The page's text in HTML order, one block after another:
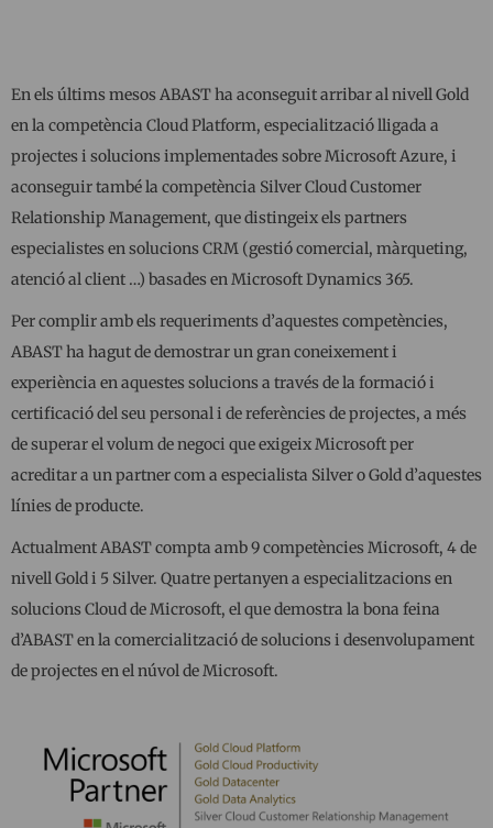
En els últims mesos ABAST ha aconseguit arribar al nivell Gold
en la competència Cloud Platform, especialització lligada a
projectes i solucions implementades sobre Microsoft Azure, i
aconseguir també la competència Silver Cloud Customer
Relationship Management, que distingeix els partners
especialistes en solucions CRM (gestió comercial, màrqueting,
atenció al client …) basades en Microsoft Dynamics 365.
Per complir amb els requeriments d’aquestes competències,
ABAST ha hagut de demostrar un gran coneixement i
experiència en aquestes solucions a través de la formació i
certificació del seu personal i de referències de projectes, a més
de superar el volum de negoci que exigeix Microsoft per
acreditar a un partner com a especialista Silver o Gold d’aquestes
línies de producte.
Actualment ABAST compta amb 9 competències Microsoft, 4 de
nivell Gold i 5 Silver. Quatre pertanyen a especialitzacions en
solucions Cloud de Microsoft, el que demostra la bona feina
d’ABAST en la comercialització de solucions i desenvolupament
de projectes en el núvol de Microsoft.